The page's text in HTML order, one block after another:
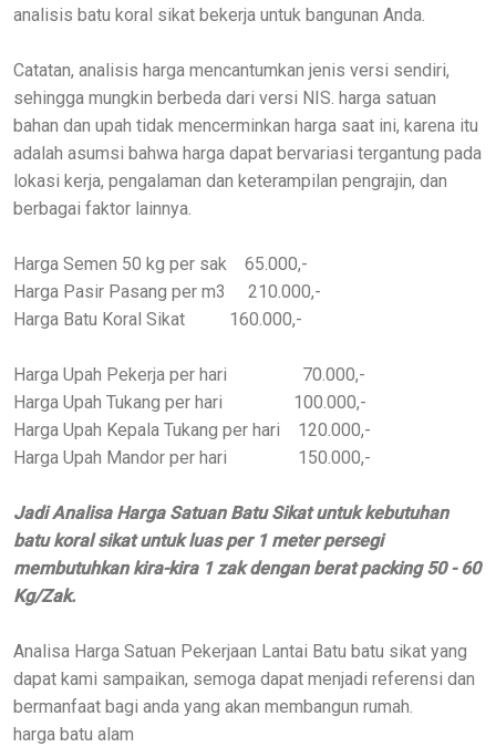
analisis batu koral sikat bekerja untuk bangunan Anda.
Catatan, analisis harga mencantumkan jenis versi sendiri,
sehingga mungkin berbeda dari versi NIS. harga satuan
bahan dan upah tidak mencerminkan harga saat ini, karena itu
adalah asumsi bahwa harga dapat bervariasi tergantung pada
lokasi kerja, pengalaman dan keterampilan pengrajin, dan
berbagai faktor lainnya.
Harga Semen 50 kg per sak 65.000,-
Harga Pasir Pasang per m3 210.000,-
Harga Batu Koral Sikat 160.000,-
Harga Upah Pekerja per hari 70.000,-
Harga Upah Tukang per hari 100.000,-
Harga Upah Kepala Tukang per hari 120.000,-
Harga Upah Mandor per hari 150.000,-
Jadi Analisa Harga Satuan Batu Sikat untuk kebutuhan
batu koral sikat untuk luas per 1 meter persegi
membutuhkan kira-kira 1 zak dengan berat packing 50 - 60
Kg/Zak.
Analisa Harga Satuan Pekerjaan Lantai Batu batu sikat yang
dapat kami sampaikan, semoga dapat menjadi referensi dan
bermanfaat bagi anda yang akan membangun rumah.
harga batu alam